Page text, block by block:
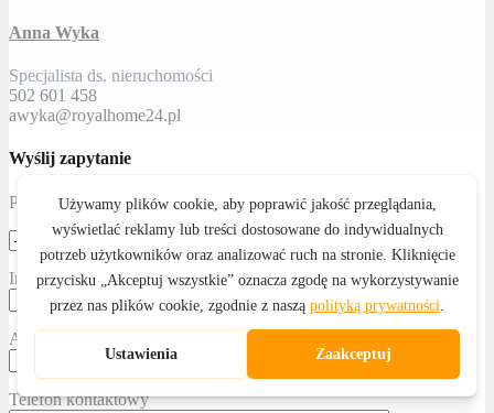
Anna Wyka
Specjalista ds. nieruchomości
502 601 458
awyka@royalhome24.pl
Wyślij zapytanie
Proszę określić temat
Imię i nazwisko
Adres email
Telefon kontaktowy